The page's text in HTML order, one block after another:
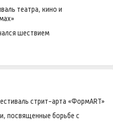
театра, кино и
шествием
стрит-арта «ФормART»
посвященные борьбе с